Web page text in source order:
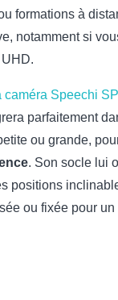
formations à
notamment si
caméra Speechi
parfaitement
ou grande,
. Son socle lui
positions
ou fixée pour